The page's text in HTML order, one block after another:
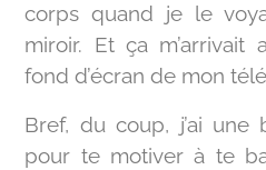
corps quand je le
miroir. Et ça m’arrivait
fond d’écran de mon
Bref, du coup, j’ai
pour te motiver à te